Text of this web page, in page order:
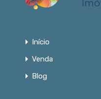
Início
Venda
Blog